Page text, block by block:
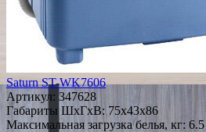
Saturn ST-WK7606
Артикул: 347628
Габариты ШxГxВ: 75x43x86
Максимальная загрузка белья, кг: 6.5